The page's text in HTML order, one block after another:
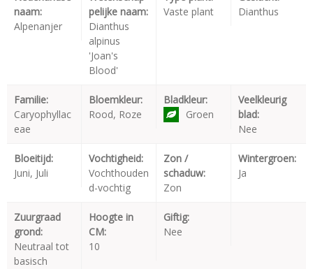
naam:
Alpenanjer
pelijke naam:
Dianthus
alpinus
'Joan's
Blood'
Vaste plant
Dianthus
Familie:
Caryophyllac
eae
Bloemkleur:
Rood, Roze
Bladkleur:
Groen
Veelkleurig
blad:
Nee
Bloeitijd:
Juni, Juli
Vochtigheid:
Vochthouden
d-vochtig
Zon /
schaduw:
Zon
Wintergroen:
Ja
Zuurgraad
grond:
Neutraal tot
basisch
Hoogte in
CM:
10
Giftig:
Nee